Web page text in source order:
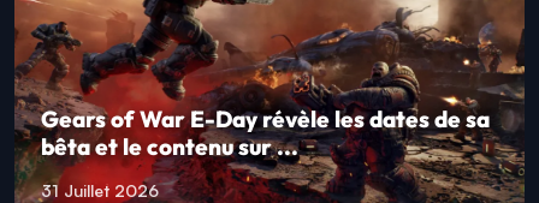
Gears of War E-Day révèle les dates de sa
bêta et le contenu sur ...
31 Juillet 2026